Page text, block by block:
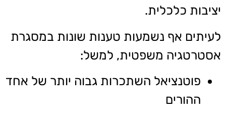
יציבות כלכלית.
לעיתים אף נשמעות טענות שונות במסגרת
אסטרטגיה משפטית, למשל:
פוטנציאל השתכרות גבוה יותר של אחד
ההורים